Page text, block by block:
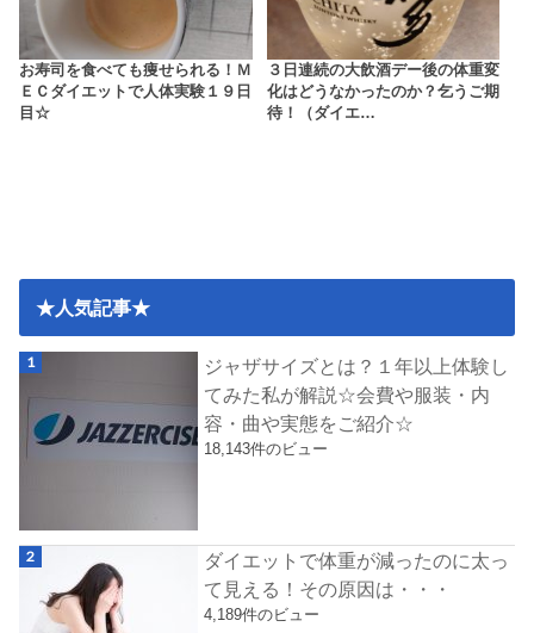
お寿司を食べても痩せられる！Ｍ
ＥＣダイエットで人体実験１９日
目☆
３日連続の大飲酒デー後の体重変
化はどうなかったのか？乞うご期
待！（ダイエ…
★人気記事★
ジャザサイズとは？１年以上体験し
てみた私が解説☆会費や服装・内
容・曲や実態をご紹介☆
18,143件のビュー
ダイエットで体重が減ったのに太っ
て見える！その原因は・・・
4,189件のビュー